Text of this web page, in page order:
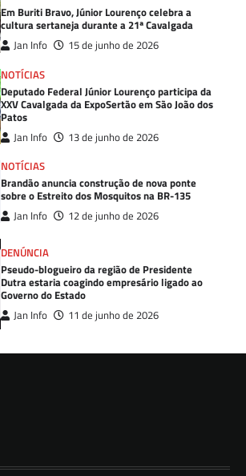
Em Buriti Bravo, Júnior Lourenço celebra a
cultura sertaneja durante a 21ª Cavalgada
Jan Info
15 de junho de 2026
NOTÍCIAS
Deputado Federal Júnior Lourenço participa da
XXV Cavalgada da ExpoSertão em São João dos
Patos
Jan Info
13 de junho de 2026
NOTÍCIAS
Brandão anuncia construção de nova ponte
sobre o Estreito dos Mosquitos na BR-135
Jan Info 12 de junho de 2026
DENÚNCIA
Pseudo-blogueiro da região de Presidente
Dutra estaria coagindo empresário ligado ao
Governo do Estado
Jan Info 11 de junho de 2026